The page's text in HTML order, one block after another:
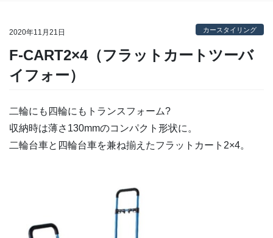
2020年11月21日 カースタイリング
F-CART2×4（フラットカートツーバ
イフォー）
二輪にも四輪にもトランスフォーム?
収納時は薄さ130mmのコンパクト形状に。
二輪台車と四輪台車を兼ね揃えたフラットカート2×4。